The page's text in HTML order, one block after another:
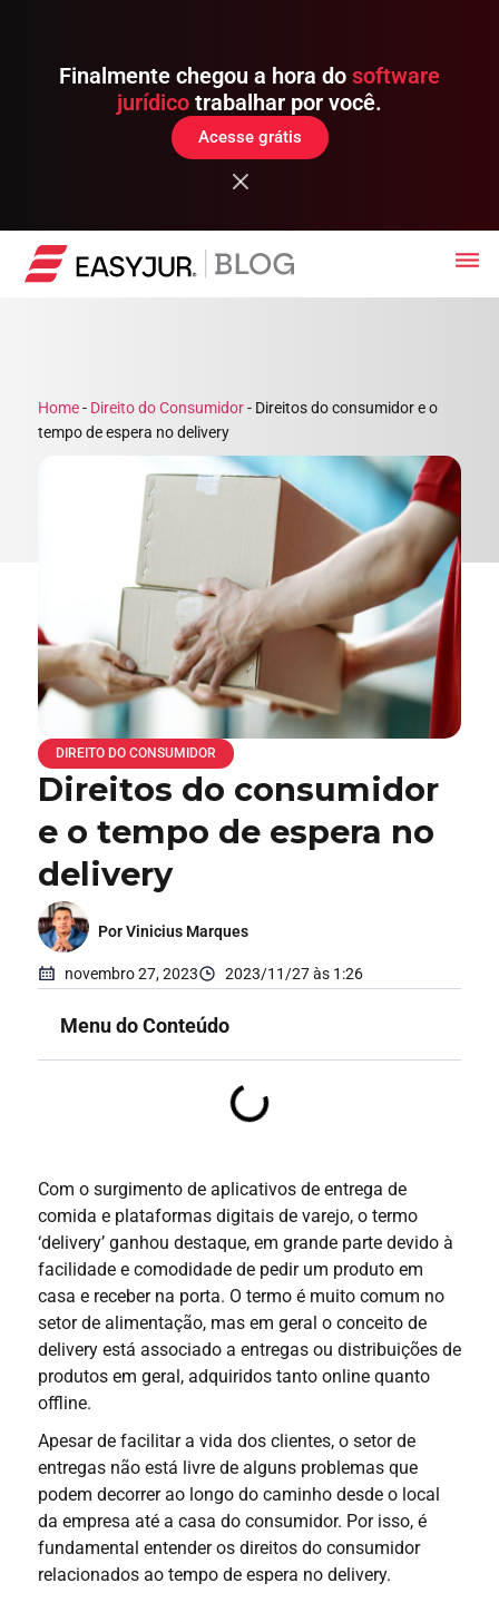
Finalmente chegou a hora do software
jurídico trabalhar por você.
Acesse grátis
Home- Direito do Consumidor- Direitos do consumidor e o
tempo de espera no delivery
DIREITO DO CONSUMIDOR
Direitos do consumidor
e o tempo de espera no
delivery
Por Vinicius Marques
novembro 27, 2023 2023/11/27 às 1:26
Menu do Conteúdo
Com o surgimento de aplicativos de entrega de
comida e plataformas digitais de varejo, o termo
‘delivery’ ganhou destaque, em grande parte devido à
facilidade e comodidadede pedir um produto em
casa e receber na porta. O termo é muito comum no
setor de alimentação, mas em geral o conceito de
delivery está associado a entregas ou distribuições de
produtos em geral, adquiridos tanto online quanto
offline.
Apesar de facilitar a vida dos clientes, o setor de
entregas não está livre de alguns problemas que
podem decorrer ao longo do caminho desde o local
da empresa até a casa do consumidor. Por isso, é
fundamental entender os direitos do consumidor
relacionados ao tempo de espera no delivery.